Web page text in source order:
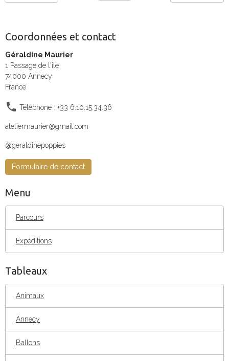
Coordonnées et contact
Géraldine Maurier
1 Passage de l'ile
74000 Annecy
France
Téléphone : +33 6.10.15.34.36
ateliermaurier@gmail.com
@geraldinepoppies
Formulaire de contact
Menu
Parcours
Expéditions
Tableaux
Animaux
Annecy
Ballons